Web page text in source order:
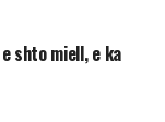
shto miell, e ka